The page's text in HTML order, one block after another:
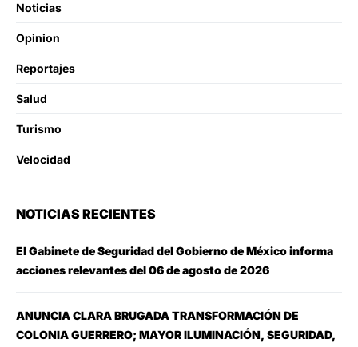
Noticias
Opinion
Reportajes
Salud
Turismo
Velocidad
NOTICIAS RECIENTES
El Gabinete de Seguridad del Gobierno de México informa
acciones relevantes del 06 de agosto de 2026
ANUNCIA CLARA BRUGADA TRANSFORMACIÓN DE
COLONIA GUERRERO; MAYOR ILUMINACIÓN, SEGURIDAD,